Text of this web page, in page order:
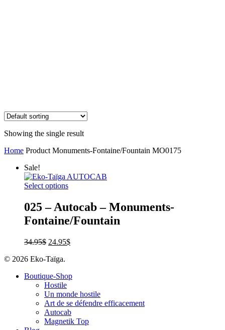
Showing the single result
Home Product Monuments-Fontaine/Fountain MO0175
Sale!
Select options
025 – Autocab – Monuments-
Fontaine/Fountain
34.95$ 24.95$
© 2026 Eko-Taïga.
Boutique-Shop
Hostile
Un monde hostile
Art de se défendre efficacement
Autocab
Magnetik Top